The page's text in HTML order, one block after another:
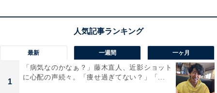
最新 一週間 一ヶ月
1
「病気なのかなぁ？」藤木直人、近影ショット
に心配の声続々。「痩せ過ぎてない？」「...